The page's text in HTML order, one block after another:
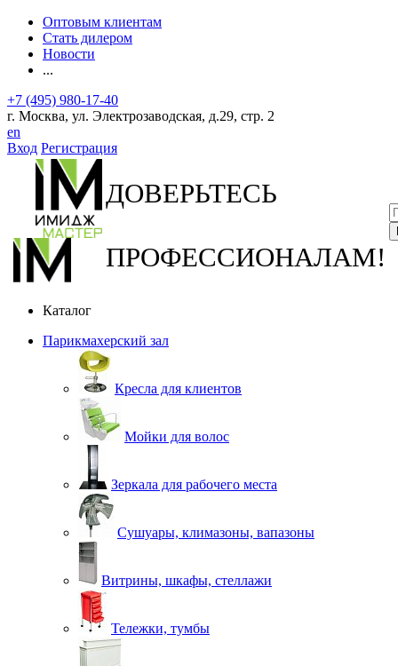
Оптовым клиентам
Стать дилером
Новости
...
+7 (495) 980-17-40
г. Москва, ул. Электрозаводская, д.29, стр. 2
en
Вход Регистрация
ДОВЕРЬТЕСЬ
ПРОФЕССИОНАЛАМ!
Каталог
Парикмахерский зал
Кресла для клиентов
Мойки для волос
Зеркала для рабочего места
Сушуары, климазоны, вапазоны
Витрины, шкафы, стеллажи
Тележки, тумбы